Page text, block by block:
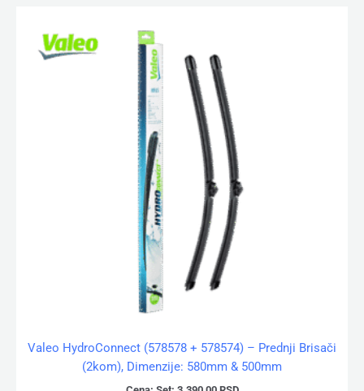
Valeo HydroConnect (578578 + 578574) – Prednji Brisači
(2kom), Dimenzije: 580mm & 500mm